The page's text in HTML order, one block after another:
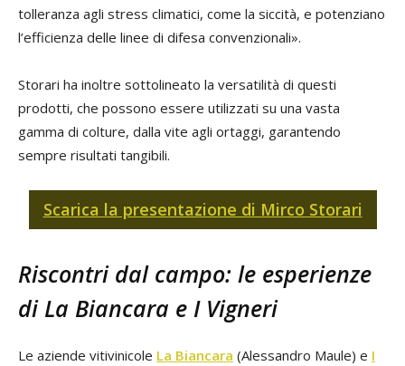
tolleranza agli stress climatici, come la siccità, e potenziano
l’efficienza delle linee di difesa convenzionali».
Storari ha inoltre sottolineato la versatilità di questi
prodotti, che possono essere utilizzati su una vasta
gamma di colture, dalla vite agli ortaggi, garantendo
sempre risultati tangibili.
Scarica la presentazione di Mirco Storari
Riscontri dal campo: le esperienze
di La Biancara e I Vigneri
Le aziende vitivinicole La Biancara (Alessandro Maule) e I